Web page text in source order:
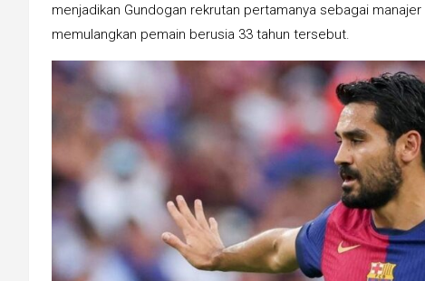
menjadikan Gundogan rekrutan pertamanya sebagai
memulangkan pemain berusia 33 tahun tersebut.